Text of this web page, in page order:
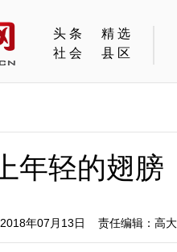
头条
精选
社会
县区
年轻的翅膀
年07月13日 责任编辑：高